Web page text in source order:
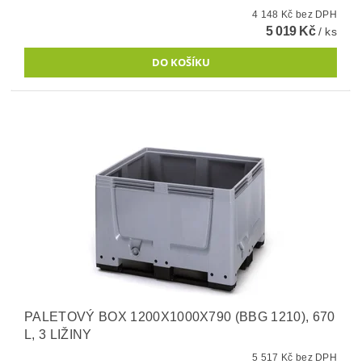
4 148 Kč bez DPH
5 019 Kč/ ks
PALETOVÝ BOX 1200X1000X790 (BBG 1210), 670
L, 3 LIŽINY
5 517 Kč bez DPH